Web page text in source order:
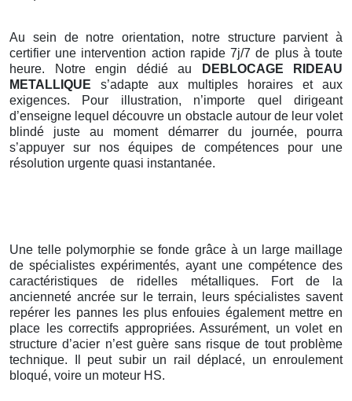
Au sein de notre orientation, notre structure parvient à
certifier une intervention action rapide 7j/7 de plus à toute
heure. Notre engin dédié au
DEBLOCAGE RIDEAU
METALLIQUE s’adapte aux multiples horaires et aux
exigences. Pour illustration, n’importe quel dirigeant
d’enseigne lequel découvre un obstacle autour de leur volet
blindé juste au moment démarrer du journée, pourra
s’appuyer sur nos équipes de compétences pour une
résolution urgente quasi instantanée.
Une telle polymorphie se fonde grâce à un large maillage
de spécialistes expérimentés, ayant une compétence des
caractéristiques de ridelles métalliques. Fort de la
ancienneté ancrée sur le terrain, leurs spécialistes savent
repérer les pannes les plus enfouies également mettre en
place les correctifs appropriées. Assurément, un volet en
structure d’acier n’est guère sans risque de tout problème
technique. Il peut subir un rail déplacé, un enroulement
bloqué, voire un moteur HS.